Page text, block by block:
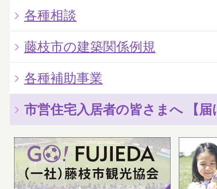
各種相談
藤枝市の建築関係例規
各種補助事業
市営住宅入居者の皆さまへ 【届